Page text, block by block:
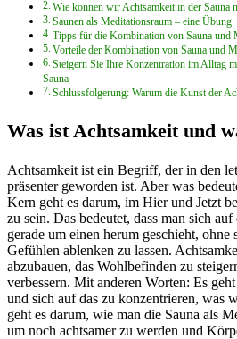
Wie können wir Achtsamkeit in der Sauna
Saunen als Meditationsraum – eine Übung
Tipps für die Kombination von Sauna und
Vorteile der Kombination von Sauna und
Steigern Sie Ihre Konzentration im Alltag
Sauna
Schlussfolgerung: Warum die Kunst der
Was ist Achtsamkeit und
Achtsamkeit ist ein Begriff, der in den
präsenter geworden ist. Aber was
Kern geht es darum, im Hier und Jetzt
zu sein. Das bedeutet, dass man sich
gerade um einen herum geschieht,
Gefühlen ablenken zu lassen.
abzubauen, das Wohlbefinden zu
verbessern. Mit anderen Worten: Es
und sich auf das zu konzentrieren, was
geht es darum, wie man die Sauna als
um noch achtsamer zu werden und